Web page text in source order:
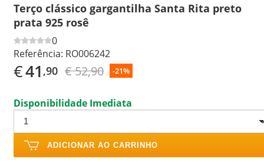
Terço clássico gargantilha Santa Rita preto
prata 925 rosê
0
Referência: RO006242
€41 ,90 € 52,90 -21%
Disponibilidade Imediata
ADICIONAR AO CARRINHO